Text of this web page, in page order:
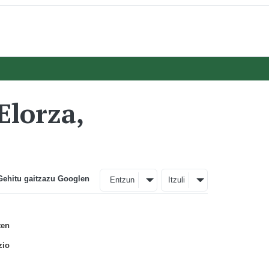
gaitzazu Googlen Entzun Itzuli